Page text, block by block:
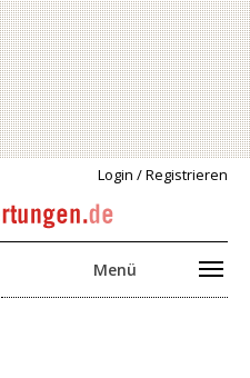
Login / Registrieren
Menü